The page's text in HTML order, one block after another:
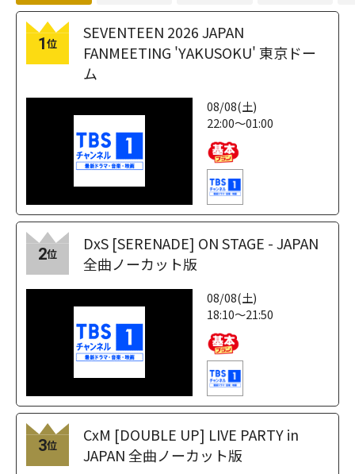
1位
SEVENTEEN 2026 JAPAN
FANMEETING 'YAKUSOKU' 東京ドー
ム
08/08(土)
22:00～01:00
2位
DxS [SERENADE] ON STAGE - JAPAN
全曲ノーカット版
08/08(土)
18:10～21:50
3位
CxM [DOUBLE UP] LIVE PARTY in
JAPAN 全曲ノーカット版